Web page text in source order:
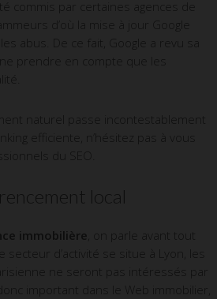
commis par certaines agences de
d’où la mise à jour Google
abus. De ce fait, Google a revu sa
prendre en compte que les
naturel passe incontestablement
efficiente, n’hésitez pas à vous
du SEO.
local
immobilière , on parle avant tout
secteur d’activité se situe à Lyon, les
ne seront pas intéressés par
important dans le Web immobilier,